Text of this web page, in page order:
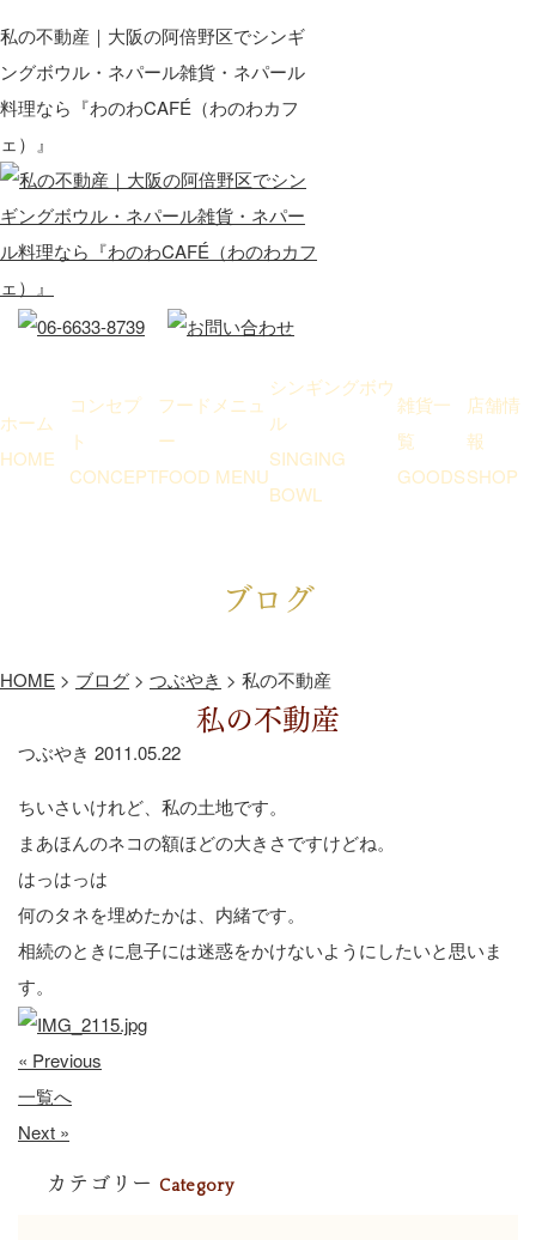
私の不動産｜大阪の阿倍野区でシンギ
ングボウル・ネパール雑貨・ネパール
料理なら『わのわCAFÉ（わのわカフ
ェ）』
ホーム
HOME
コンセプ
ト
CONCEPT
フードメニュ
ー
FOOD MENU
シンギングボウ
ル
SINGING
BOWL
雑貨一
覧
GOODS
店舗情
報
SHOP
ブログ
HOME > ブログ > つぶやき > 私の不動産
私の不動産
つぶやき 2011.05.22
ちいさいけれど、私の土地です。
まあほんのネコの額ほどの大きさですけどね。
はっはっは
何のタネを埋めたかは、内緒です。
相続のときに息子には迷惑をかけないようにしたいと思いま
す。
« Previous
一覧へ
Next »
カテゴリー Category